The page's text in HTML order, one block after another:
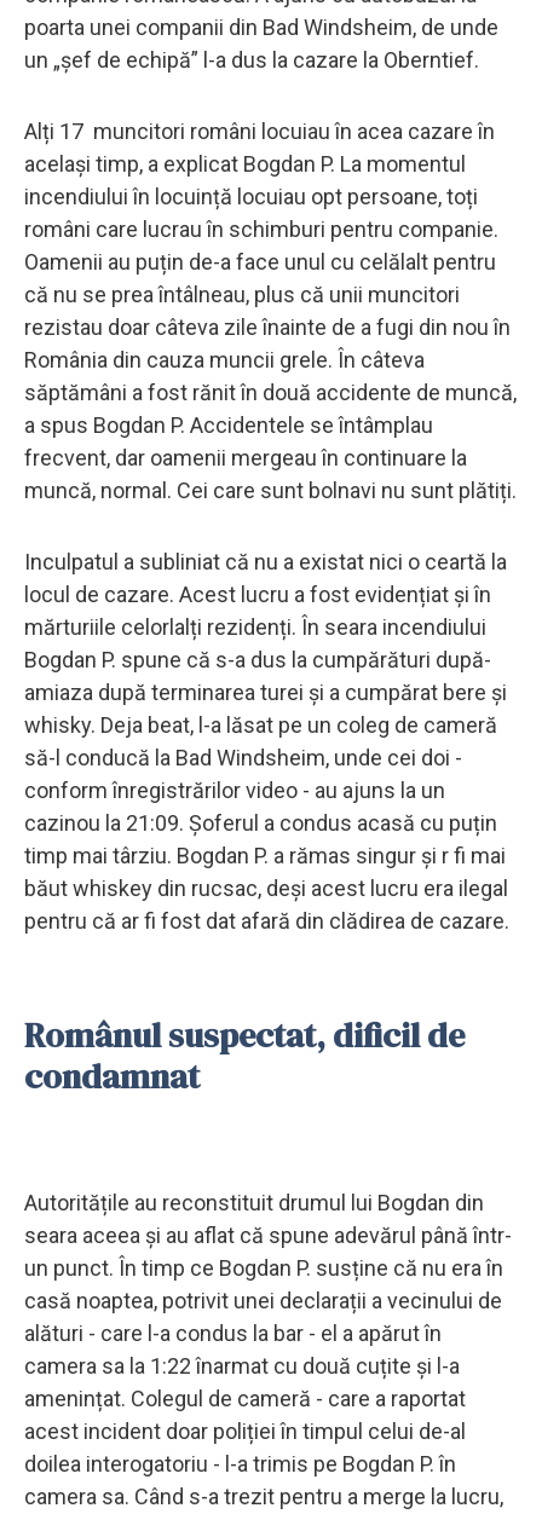
poarta unei companii din Bad Windsheim, de unde
un „șef de echipă” l-a dus la cazare la Oberntief.
Alți 17 muncitori români locuiau în acea cazare în
același timp, a explicat Bogdan P. La momentul
incendiului în locuință locuiau opt persoane, toți
români care lucrau în schimburi pentru companie.
Oamenii au puțin de-a face unul cu celălalt pentru
că nu se prea întâlneau, plus că unii muncitori
rezistau doar câteva zile înainte de a fugi din nou în
România din cauza muncii grele. În câteva
săptămâni a fost rănit în două accidente de muncă,
a spus Bogdan P. Accidentele se întâmplau
frecvent, dar oamenii mergeau în continuare la
muncă, normal. Cei care sunt bolnavi nu sunt plătiți.
Inculpatul a subliniat că nu a existat nici o ceartă la
locul de cazare. Acest lucru a fost evidențiat și în
mărturiile celorlalți rezidenți. În seara incendiului
Bogdan P. spune că s-a dus la cumpărături după-
amiaza după terminarea turei și a cumpărat bere și
whisky. Deja beat, l-a lăsat pe un coleg de cameră
să-l conducă la Bad Windsheim, unde cei doi -
conform înregistrărilor video - au ajuns la un
cazinou la 21:09. Șoferul a condus acasă cu puțin
timp mai târziu. Bogdan P. a rămas singur și r fi mai
băut whiskey din rucsac, deși acest lucru era ilegal
pentru că ar fi fost dat afară din clădirea de cazare.
Românul suspectat, dificil de
condamnat
Autoritățile au reconstituit drumul lui Bogdan din
seara aceea și au aflat că spune adevărul până într-
un punct. În timp ce Bogdan P. susține că nu era în
casă noaptea, potrivit unei declarații a vecinului de
alături - care l-a condus la bar - el a apărut în
camera sa la 1:22 înarmat cu două cuțite și l-a
amenințat. Colegul de cameră - care a raportat
acest incident doar poliției în timpul celui de-al
doilea interogatoriu - l-a trimis pe Bogdan P. în
camera sa. Când s-a trezit pentru a merge la lucru,